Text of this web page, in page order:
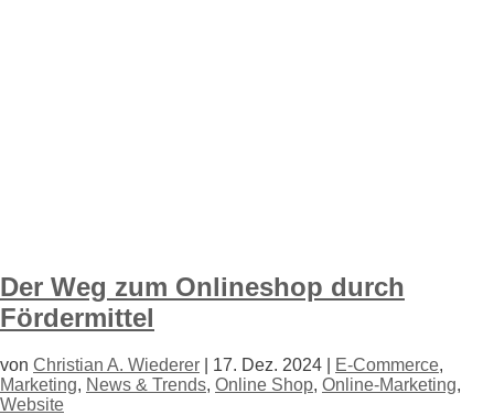
Der Weg zum Onlineshop durch
Fördermittel
von Christian A. Wiederer 17. Dez. 2024 E-Commerce,
Marketing, News & Trends, Online Shop, Online-Marketing,
Website